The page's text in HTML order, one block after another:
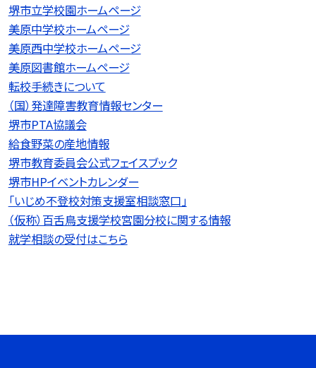
堺市立学校園ホームページ
美原中学校ホームページ
美原西中学校ホームページ
美原図書館ホームページ
転校手続きについて
（国）発達障害教育情報センター
堺市PTA協議会
給食野菜の産地情報
堺市教育委員会公式フェイスブック
堺市HPイベントカレンダー
「いじめ不登校対策支援室相談窓口」
（仮称）百舌鳥支援学校宮園分校に関する情報
就学相談の受付はこちら